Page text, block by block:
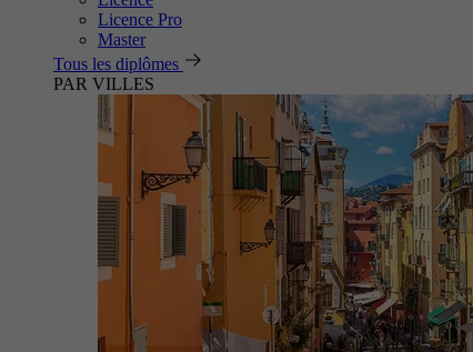
Licence Pro
Master
Tous les diplômes
PAR VILLES